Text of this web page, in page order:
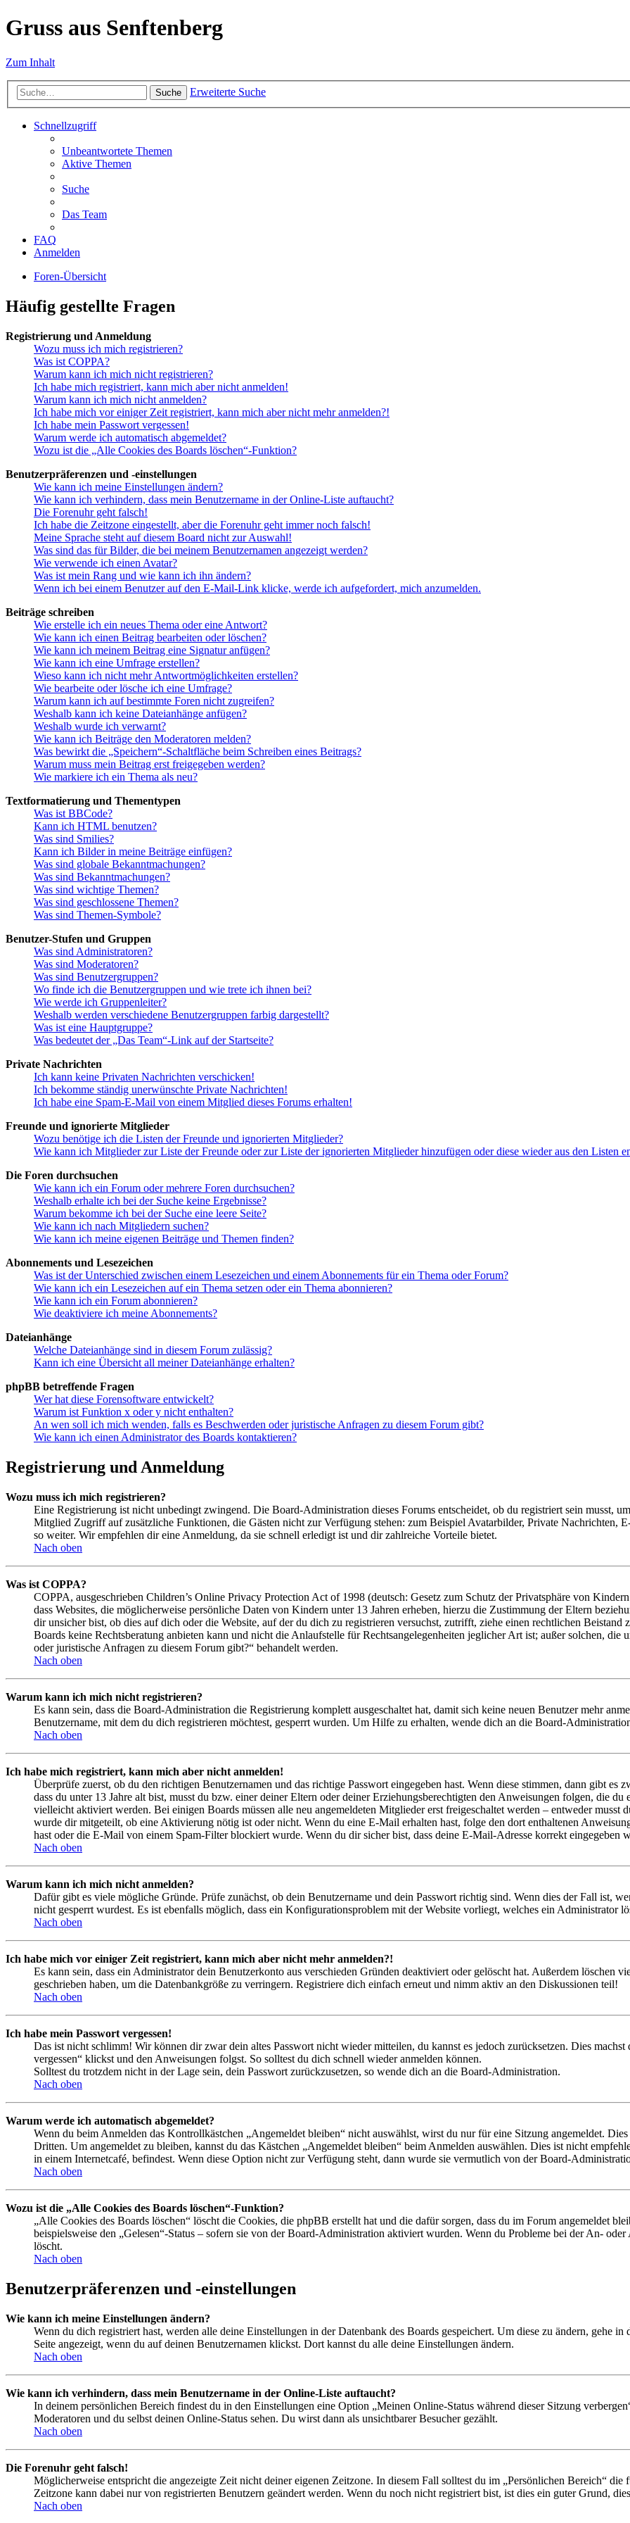
Gruss aus Senftenberg
Zum Inhalt
Suche Erweiterte Suche
Schnellzugriff
Unbeantwortete Themen
Aktive Themen
Suche
Das Team
FAQ
Anmelden
Foren-Übersicht
Häufig gestellte Fragen
Registrierung und Anmeldung
Wozu muss ich mich registrieren?
Was ist COPPA?
Warum kann ich mich nicht registrieren?
Ich habe mich registriert, kann mich aber nicht anmelden!
Warum kann ich mich nicht anmelden?
Ich habe mich vor einiger Zeit registriert, kann mich aber nicht mehr anmelden?!
Ich habe mein Passwort vergessen!
Warum werde ich automatisch abgemeldet?
Wozu ist die „Alle Cookies des Boards löschen“-Funktion?
Benutzerpräferenzen und -einstellungen
Wie kann ich meine Einstellungen ändern?
Wie kann ich verhindern, dass mein Benutzername in der Online-Liste auftaucht?
Die Forenuhr geht falsch!
Ich habe die Zeitzone eingestellt, aber die Forenuhr geht immer noch falsch!
Meine Sprache steht auf diesem Board nicht zur Auswahl!
Was sind das für Bilder, die bei meinem Benutzernamen angezeigt werden?
Wie verwende ich einen Avatar?
Was ist mein Rang und wie kann ich ihn ändern?
Wenn ich bei einem Benutzer auf den E-Mail-Link klicke, werde ich aufgefordert, mich anzumelden.
Beiträge schreiben
Wie erstelle ich ein neues Thema oder eine Antwort?
Wie kann ich einen Beitrag bearbeiten oder löschen?
Wie kann ich meinem Beitrag eine Signatur anfügen?
Wie kann ich eine Umfrage erstellen?
Wieso kann ich nicht mehr Antwortmöglichkeiten erstellen?
Wie bearbeite oder lösche ich eine Umfrage?
Warum kann ich auf bestimmte Foren nicht zugreifen?
Weshalb kann ich keine Dateianhänge anfügen?
Weshalb wurde ich verwarnt?
Wie kann ich Beiträge den Moderatoren melden?
Was bewirkt die „Speichern“-Schaltfläche beim Schreiben eines Beitrags?
Warum muss mein Beitrag erst freigegeben werden?
Wie markiere ich ein Thema als neu?
Textformatierung und Thementypen
Was ist BBCode?
Kann ich HTML benutzen?
Was sind Smilies?
Kann ich Bilder in meine Beiträge einfügen?
Was sind globale Bekanntmachungen?
Was sind Bekanntmachungen?
Was sind wichtige Themen?
Was sind geschlossene Themen?
Was sind Themen-Symbole?
Benutzer-Stufen und Gruppen
Was sind Administratoren?
Was sind Moderatoren?
Was sind Benutzergruppen?
Wo finde ich die Benutzergruppen und wie trete ich ihnen bei?
Wie werde ich Gruppenleiter?
Weshalb werden verschiedene Benutzergruppen farbig dargestellt?
Was ist eine Hauptgruppe?
Was bedeutet der „Das Team“-Link auf der Startseite?
Private Nachrichten
Ich kann keine Privaten Nachrichten verschicken!
Ich bekomme ständig unerwünschte Private Nachrichten!
Ich habe eine Spam-E-Mail von einem Mitglied dieses Forums erhalten!
Freunde und ignorierte Mitglieder
Wozu benötige ich die Listen der Freunde und ignorierten Mitglieder?
Wie kann ich Mitglieder zur Liste der Freunde oder zur Liste der ignorierten Mitglieder hinzufügen oder diese wieder aus den Listen
Die Foren durchsuchen
Wie kann ich ein Forum oder mehrere Foren durchsuchen?
Weshalb erhalte ich bei der Suche keine Ergebnisse?
Warum bekomme ich bei der Suche eine leere Seite?
Wie kann ich nach Mitgliedern suchen?
Wie kann ich meine eigenen Beiträge und Themen finden?
Abonnements und Lesezeichen
Was ist der Unterschied zwischen einem Lesezeichen und einem Abonnements für ein Thema oder Forum?
Wie kann ich ein Lesezeichen auf ein Thema setzen oder ein Thema abonnieren?
Wie kann ich ein Forum abonnieren?
Wie deaktiviere ich meine Abonnements?
Dateianhänge
Welche Dateianhänge sind in diesem Forum zulässig?
Kann ich eine Übersicht all meiner Dateianhänge erhalten?
phpBB betreffende Fragen
Wer hat diese Forensoftware entwickelt?
Warum ist Funktion x oder y nicht enthalten?
An wen soll ich mich wenden, falls es Beschwerden oder juristische Anfragen zu diesem Forum gibt?
Wie kann ich einen Administrator des Boards kontaktieren?
Registrierung und Anmeldung
Wozu muss ich mich registrieren?
Eine Registrierung ist nicht unbedingt zwingend. Die Board-Administration dieses Forums entscheidet, ob du registriert sein musst,
Mitglied Zugriff auf zusätzliche Funktionen, die Gästen nicht zur Verfügung stehen: zum Beispiel Avatarbilder, Private Nachrichten,
so weiter. Wir empfehlen dir eine Anmeldung, da sie schnell erledigt ist und dir zahlreiche Vorteile bietet.
Nach oben
Was ist COPPA?
COPPA, ausgeschrieben Children’s Online Privacy Protection Act of 1998 (deutsch: Gesetz zum Schutz der Privatsphäre von
dass Websites, die möglicherweise persönliche Daten von Kindern unter 13 Jahren erheben, hierzu die Zustimmung der Eltern
dir unsicher bist, ob dies auf dich oder die Website, auf der du dich zu registrieren versuchst, zutrifft, ziehe einen rechtlichen
Boards keine Rechtsberatung anbieten kann und nicht die Anlaufstelle für Rechtsangelegenheiten jeglicher Art ist; außer solchen,
oder juristische Anfragen zu diesem Forum gibt?“ behandelt werden.
Nach oben
Warum kann ich mich nicht registrieren?
Es kann sein, dass die Board-Administration die Registrierung komplett ausgeschaltet hat, damit sich keine neuen Benutzer mehr
Benutzername, mit dem du dich registrieren möchtest, gesperrt wurden. Um Hilfe zu erhalten, wende dich an die Board-
Nach oben
Ich habe mich registriert, kann mich aber nicht anmelden!
Überprüfe zuerst, ob du den richtigen Benutzernamen und das richtige Passwort eingegeben hast. Wenn diese stimmen, dann gibt es
dass du unter 13 Jahre alt bist, musst du bzw. einer deiner Eltern oder deiner Erziehungsberechtigten den Anweisungen folgen, die
vielleicht aktiviert werden. Bei einigen Boards müssen alle neu angemeldeten Mitglieder erst freigeschaltet werden – entweder musst
wurde dir mitgeteilt, ob eine Aktivierung nötig ist oder nicht. Wenn du eine E-Mail erhalten hast, folge den dort enthaltenen
hast oder die E-Mail von einem Spam-Filter blockiert wurde. Wenn du dir sicher bist, dass deine E-Mail-Adresse korrekt eingegeben
Nach oben
Warum kann ich mich nicht anmelden?
Dafür gibt es viele mögliche Gründe. Prüfe zunächst, ob dein Benutzername und dein Passwort richtig sind. Wenn dies der Fall ist,
nicht gesperrt wurdest. Es ist ebenfalls möglich, dass ein Konfigurationsproblem mit der Website vorliegt, welches ein Administrator
Nach oben
Ich habe mich vor einiger Zeit registriert, kann mich aber nicht mehr anmelden?!
Es kann sein, dass ein Administrator dein Benutzerkonto aus verschieden Gründen deaktiviert oder gelöscht hat. Außerdem löschen
geschrieben haben, um die Datenbankgröße zu verringern. Registriere dich einfach erneut und nimm aktiv an den Diskussionen teil!
Nach oben
Ich habe mein Passwort vergessen!
Das ist nicht schlimm! Wir können dir zwar dein altes Passwort nicht wieder mitteilen, du kannst es jedoch zurücksetzen. Dies
vergessen“ klickst und den Anweisungen folgst. So solltest du dich schnell wieder anmelden können.
Solltest du trotzdem nicht in der Lage sein, dein Passwort zurückzusetzen, so wende dich an die Board-Administration.
Nach oben
Warum werde ich automatisch abgemeldet?
Wenn du beim Anmelden das Kontrollkästchen „Angemeldet bleiben“ nicht auswählst, wirst du nur für eine Sitzung angemeldet.
Dritten. Um angemeldet zu bleiben, kannst du das Kästchen „Angemeldet bleiben“ beim Anmelden auswählen. Dies ist nicht
in einem Internetcafé, befindest. Wenn diese Option nicht zur Verfügung steht, dann wurde sie vermutlich von der Board-
Nach oben
Wozu ist die „Alle Cookies des Boards löschen“-Funktion?
„Alle Cookies des Boards löschen“ löscht die Cookies, die phpBB erstellt hat und die dafür sorgen, dass du im Forum angemeldet
beispielsweise den „Gelesen“-Status – sofern sie von der Board-Administration aktiviert wurden. Wenn du Probleme bei der An-
löscht.
Nach oben
Benutzerpräferenzen und -einstellungen
Wie kann ich meine Einstellungen ändern?
Wenn du dich registriert hast, werden alle deine Einstellungen in der Datenbank des Boards gespeichert. Um diese zu ändern, gehe
Seite angezeigt, wenn du auf deinen Benutzernamen klickst. Dort kannst du alle deine Einstellungen ändern.
Nach oben
Wie kann ich verhindern, dass mein Benutzername in der Online-Liste auftaucht?
In deinem persönlichen Bereich findest du in den Einstellungen eine Option „Meinen Online-Status während dieser Sitzung
Moderatoren und du selbst deinen Online-Status sehen. Du wirst dann als unsichtbarer Besucher gezählt.
Nach oben
Die Forenuhr geht falsch!
Möglicherweise entspricht die angezeigte Zeit nicht deiner eigenen Zeitzone. In diesem Fall solltest du im „Persönlichen Bereich“
Zeitzone kann dabei nur von registrierten Benutzern geändert werden. Wenn du noch nicht registriert bist, ist dies ein guter Grund,
Nach oben